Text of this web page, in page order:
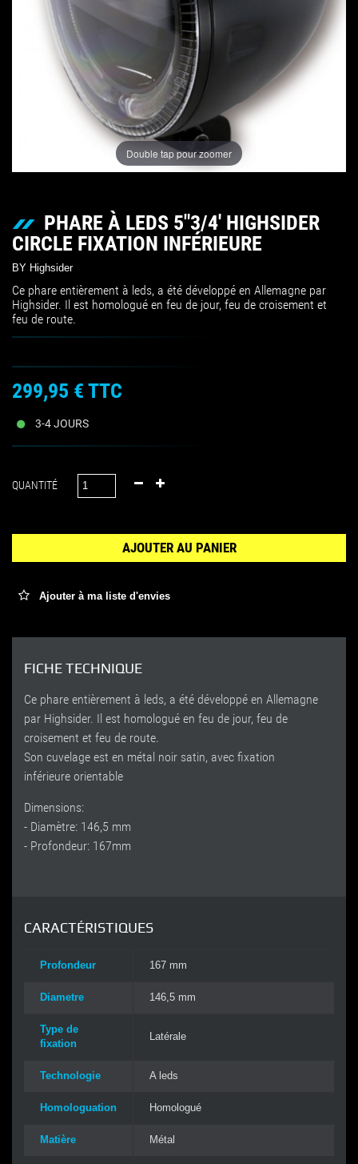
Double tap pour zoomer
PHARE À LEDS 5"3/4' HIGHSIDER
CIRCLE FIXATION INFÉRIEURE
BY Highsider
Ce phare entièrement à leds, a été développé en Allemagne par
Highsider. Il est homologué en feu de jour, feu de croisement et
feu de route.
299,95 € TTC
3-4 JOURS
QUANTITÉ
AJOUTER AU PANIER
Ajouter à ma liste d'envies
FICHE TECHNIQUE
Ce phare entièrement à leds, a été développé en Allemagne
par Highsider. Il est homologué en feu de jour, feu de
croisement et feu de route.
Son cuvelage est en métal noir satin, avec fixation
inférieure orientable
Dimensions:
- Diamètre: 146,5 mm
- Profondeur: 167mm
CARACTÉRISTIQUES
Profondeur 167 mm
Diametre 146,5 mm
Type de
fixation
Latérale
Technologie A leds
Homologuation Homologué
Matière Métal